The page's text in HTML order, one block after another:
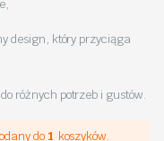
design, który przyciąga
różnych potrzeb i gustów.
do 1 koszyków.